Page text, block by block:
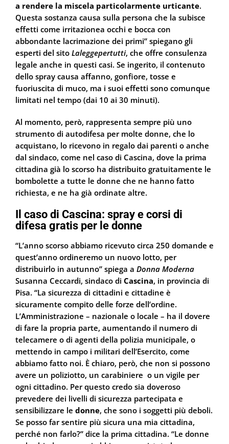
a rendere la miscela particolarmente urticante.
Questa sostanza causa sulla persona che la subisce
effetti come irritazionea occhi e bocca con
abbondante lacrimazione dei primi” spiegano gli
esperti del sito Laleggepertutti, che offre consulenza
legale anche in questi casi. Se ingerito, il contenuto
dello spray causa affanno, gonfiore, tosse e
fuoriuscita di muco, ma i suoi effetti sono comunque
limitati nel tempo (dai 10 ai 30 minuti).
Al momento, però, rappresenta sempre più uno
strumento di autodifesa per molte donne, che lo
acquistano, lo ricevono in regalo dai parenti o anche
dal sindaco, come nel caso di Cascina, dove la prima
cittadina già lo scorso ha distribuito gratuitamente le
bombolette a tutte le donne che ne hanno fatto
richiesta, e ne ha già ordinate altre.
Il caso di Cascina: spray e corsi di
difesa gratis per le donne
“L’anno scorso abbiamo ricevuto circa 250 domande e
quest’anno ordineremo un nuovo lotto, per
distribuirlo in autunno” spiega a Donna Moderna
Susanna Ceccardi, sindaco di Cascina, in provincia di
Pisa. “La sicurezza di cittadini e cittadine è
sicuramente compito delle forze dell’ordine.
L’Amministrazione – nazionale o locale – ha il dovere
di fare la propria parte, aumentando il numero di
telecamere o di agenti della polizia municipale, o
mettendo in campo i militari dell’Esercito, come
abbiamo fatto noi. È chiaro, però, che non si possono
avere un poliziotto, un carabiniere o un vigile per
ogni cittadino. Per questo credo sia doveroso
prevedere dei livelli di sicurezza partecipata e
sensibilizzare le donne, che sono i soggetti più deboli.
Se posso far sentire più sicura una mia cittadina,
perché non farlo?” dice la prima cittadina. “Le donne